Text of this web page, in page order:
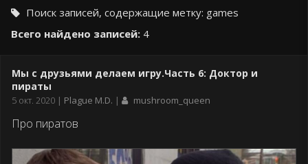
Поиск записей, содержащие метку: games
Всего найдено записей: 4
Мы с друзьями делаем игру.Часть 6: Доктор и
пираты
Дата
5 окт. 2020 Plague M.D. mushroom_queen
Про пиратов